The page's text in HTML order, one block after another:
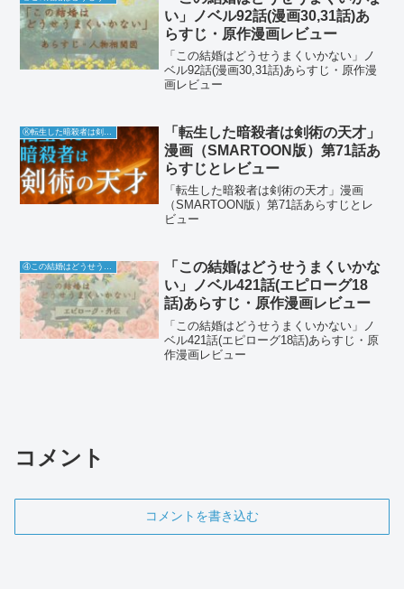
い」ノベル92話(漫画30,31話)あ
らすじ・原作漫画レビュー
「この結婚はどうせうまくいかない」ノ
ベル92話(漫画30,31話)あらすじ・原作漫
画レビュー
「転生した暗殺者は剣術の天才」
漫画（SMARTOON版）第71話あ
らすじとレビュー
「転生した暗殺者は剣術の天才」漫画
（SMARTOON版）第71話あらすじとレ
ビュー
④この結婚はどうせうまくいかない
「この結婚はどうせうまくいかな
い」ノベル421話(エピローグ18
話)あらすじ・原作漫画レビュー
「この結婚はどうせうまくいかない」ノ
ベル421話(エピローグ18話)あらすじ・原
作漫画レビュー
コメント
コメントを書き込む